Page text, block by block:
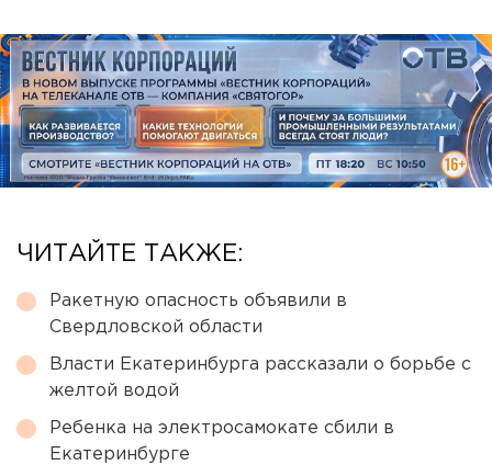
ЧИТАЙТЕ ТАКЖЕ:
Ракетную опасность объявили в
Свердловской области
Власти Екатеринбурга рассказали о борьбе с
желтой водой
Ребенка на электросамокате сбили в
Екатеринбурге